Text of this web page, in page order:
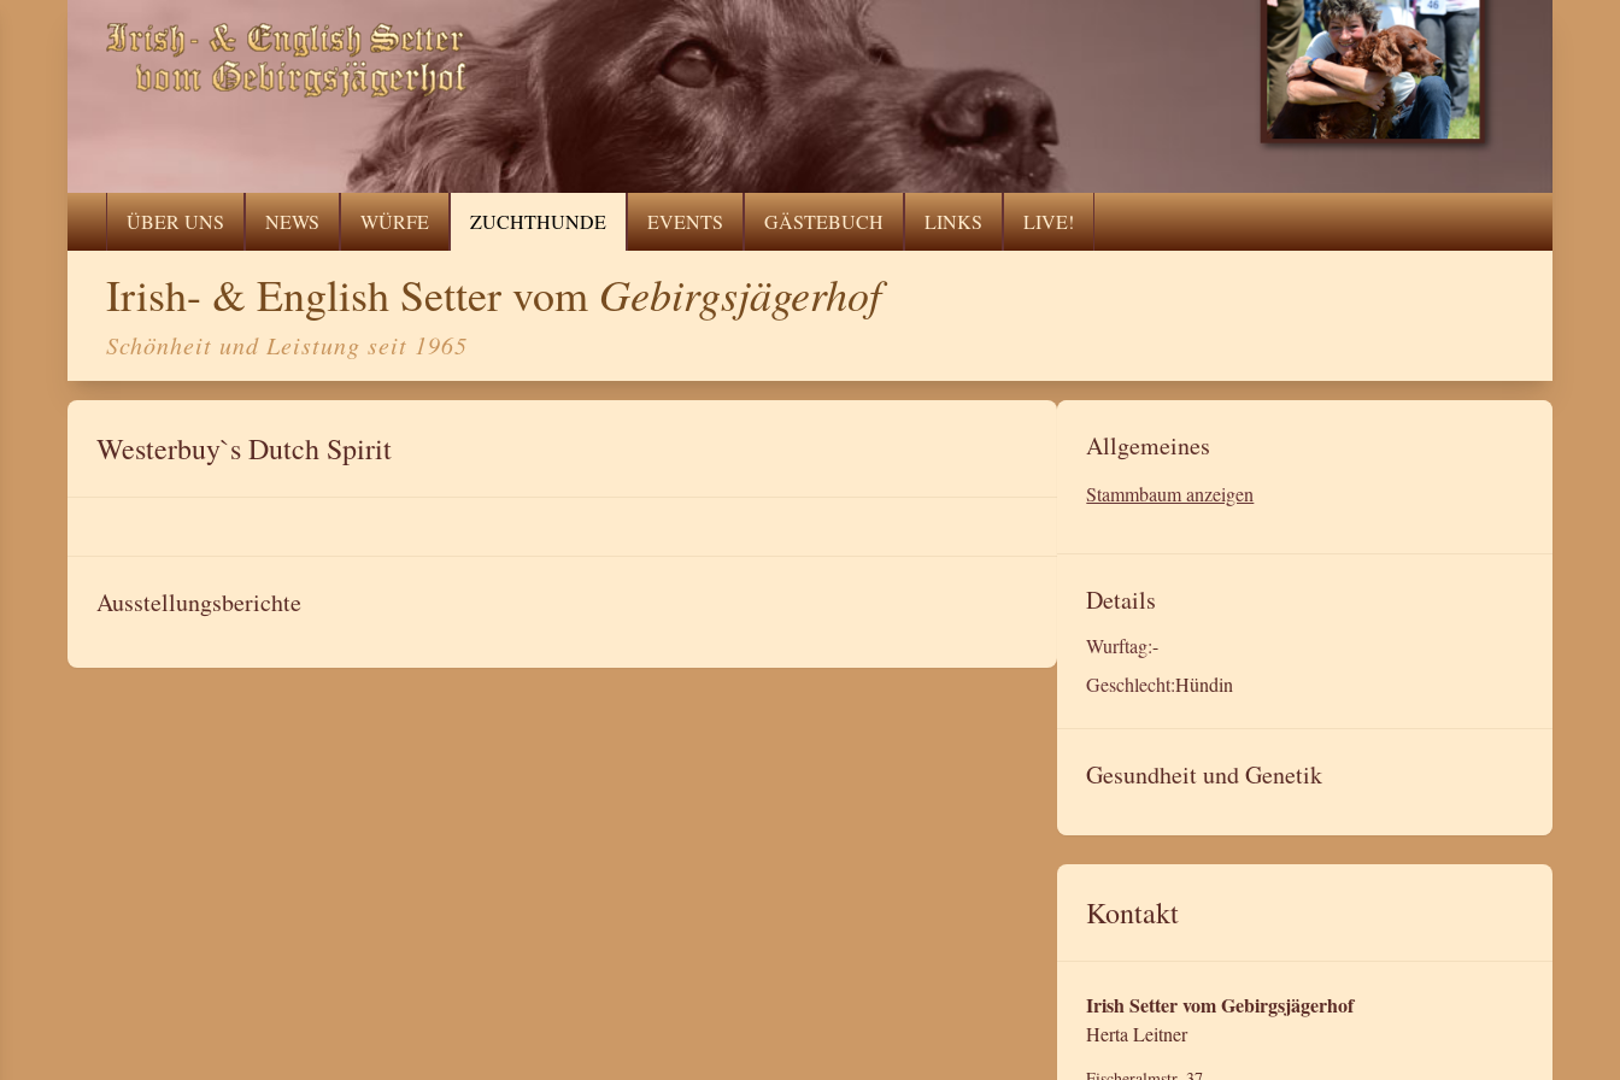
ÜBER UNS NEWS WÜRFE ZUCHTHUNDE EVENTS GÄSTEBUCH LINKS LIVE!
Irish- & English Setter vom Gebirgsjägerhof
Schönheit und Leistung seit 1965
Westerbuy`s Dutch Spirit
Ausstellungsberichte
Allgemeines
Stammbaum anzeigen
Details
Wurftag:-
Geschlecht:Hündin
Gesundheit und Genetik
Kontakt
Irish Setter vom Gebirgsjägerhof
Herta Leitner